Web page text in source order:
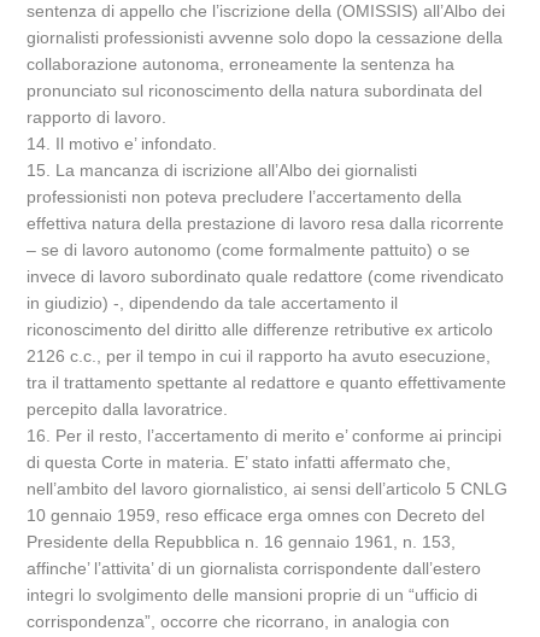
sentenza di appello che l’iscrizione della (OMISSIS) all’Albo dei
giornalisti professionisti avvenne solo dopo la cessazione della
collaborazione autonoma, erroneamente la sentenza ha
pronunciato sul riconoscimento della natura subordinata del
rapporto di lavoro.
14. Il motivo e’ infondato.
15. La mancanza di iscrizione all’Albo dei giornalisti
professionisti non poteva precludere l’accertamento della
effettiva natura della prestazione di lavoro resa dalla ricorrente
– se di lavoro autonomo (come formalmente pattuito) o se
invece di lavoro subordinato quale redattore (come rivendicato
in giudizio) -, dipendendo da tale accertamento il
riconoscimento del diritto alle differenze retributive ex articolo
2126 c.c., per il tempo in cui il rapporto ha avuto esecuzione,
tra il trattamento spettante al redattore e quanto effettivamente
percepito dalla lavoratrice.
16. Per il resto, l’accertamento di merito e’ conforme ai principi
di questa Corte in materia. E’ stato infatti affermato che,
nell’ambito del lavoro giornalistico, ai sensi dell’articolo 5 CNLG
10 gennaio 1959, reso efficace erga omnes con Decreto del
Presidente della Repubblica n. 16 gennaio 1961, n. 153,
affinche’ l’attivita’ di un giornalista corrispondente dall’estero
integri lo svolgimento delle mansioni proprie di un “ufficio di
corrispondenza”, occorre che ricorrano, in analogia con